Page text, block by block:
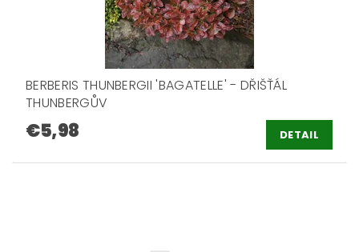
BERBERIS THUNBERGII 'BAGATELLE' - DŘIŠŤÁL
THUNBERGŮV
€5,98 DETAIL